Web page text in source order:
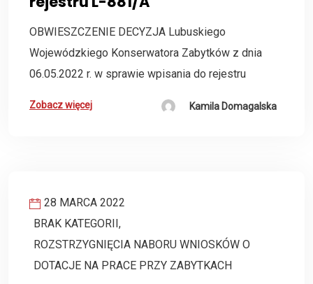
OBWIESZCZENIE DECYZJA Lubuskiego
Wojewódzkiego Konserwatora Zabytków z dnia
06.05.2022 r. w sprawie wpisania do rejestru
Zobacz więcej Kamila Domagalska
28 MARCA 2022
BRAK KATEGORII,
ROZSTRZYGNIĘCIA NABORU WNIOSKÓW O
DOTACJE NA PRACE PRZY ZABYTKACH